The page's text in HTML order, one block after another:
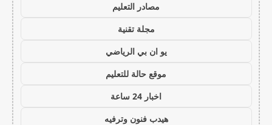
مصادر التعليم
مجلة تقنية
يو ان بي الرياضي
موقع حالة للتعليم
اخبار 24 ساعة
هيدب فنون وترفيه